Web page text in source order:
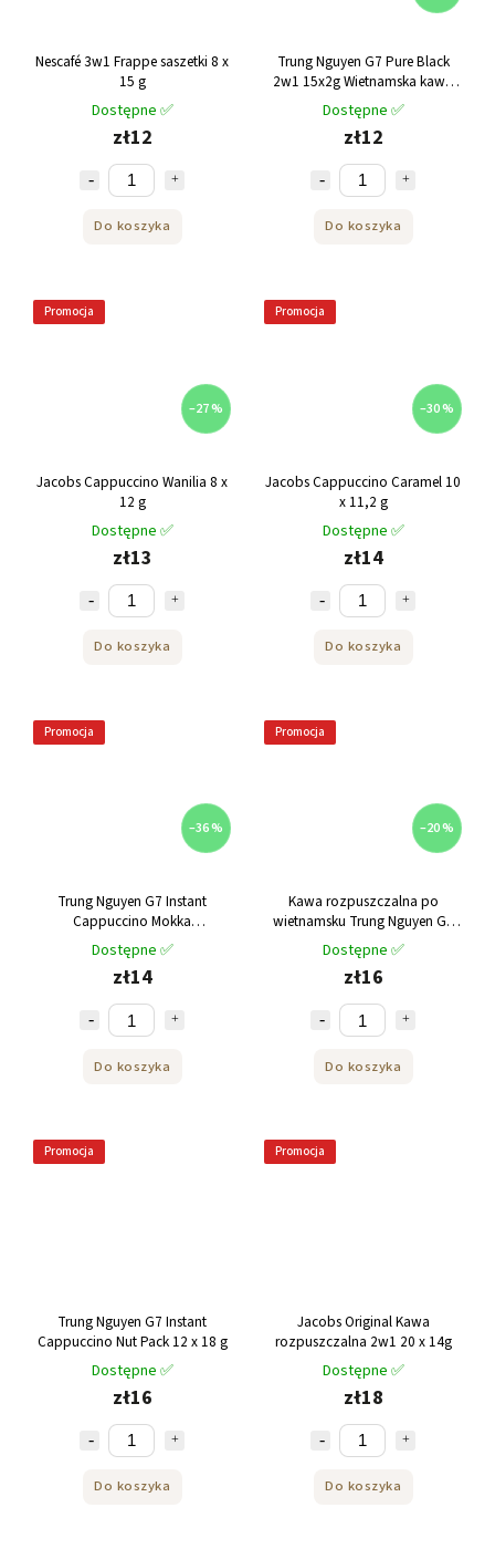
Nescafé 3w1 Frappe saszetki 8 x
15 g
Dostępne ✅
zł12
Do koszyka
Trung Nguyen G7 Pure Black
2w1 15x2g Wietnamska kawa
rozpuszczalna
Dostępne ✅
zł12
Do koszyka
Promocja
–27 %
Jacobs Cappuccino Wanilia 8 x
12 g
Dostępne ✅
zł13
Do koszyka
Promocja
–30 %
Jacobs Cappuccino Caramel 10
x 11,2 g
Dostępne ✅
zł14
Do koszyka
Promocja
–36 %
Trung Nguyen G7 Instant
Cappuccino Mokka
Opakowanie 12 x 18 g
Dostępne ✅
zł14
Do koszyka
Promocja
–20 %
Kawa rozpuszczalna po
wietnamsku Trung Nguyen G7
2w1 240g
Dostępne ✅
zł16
Do koszyka
Promocja
Trung Nguyen G7 Instant
Cappuccino Nut Pack 12 x 18 g
Dostępne ✅
zł16
Do koszyka
Promocja
Jacobs Original Kawa
rozpuszczalna 2w1 20 x 14g
Dostępne ✅
zł18
Do koszyka